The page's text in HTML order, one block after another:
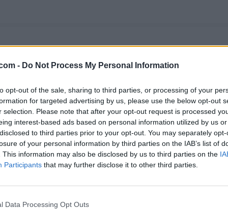
- Do Not Process My Personal Information
opt-out of the sale, sharing to third parties, or processing of your
for targeted advertising by us, please use the below opt-out
selection. Please note that after your opt-out request is processed
interest-based ads based on personal information utilized by us
to third parties prior to your opt-out. You may separately
of your personal information by third parties on the IAB’s list of
This information may also be disclosed by us to third parties on the
Participants that may further disclose it to other third parties.
Data Processing Opt Outs
y concursos inspirados en tus programas favoritos.
en España.
GENTE TV CONCURSOS REALITIES
@teletextopuntocom